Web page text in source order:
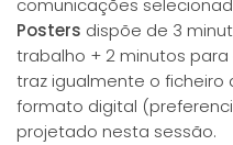
comunicações
Posters dispõe de 3
trabalho + 2 minutos
traz igualmente o
formato digital
projetado nesta sessão.